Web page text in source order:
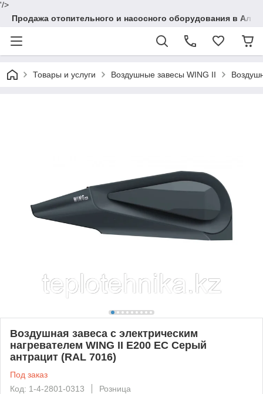
'/>
Продажа отопительного и насосного оборудования в
Товары и услуги Воздушные завесы WING II
Воздушная завеса с электрическим
нагревателем WING II E200 EC Серый
антрацит (RAL 7016)
Под заказ
Код: 1-4-2801-0313
Розница